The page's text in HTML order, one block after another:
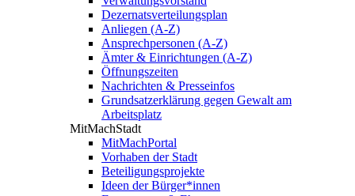
Dezernatsverteilungsplan
Anliegen (A-Z)
Ansprechpersonen (A-Z)
Ämter & Einrichtungen (A-Z)
Öffnungszeiten
Nachrichten & Presseinfos
Grundsatzerklärung gegen Gewalt am
Arbeitsplatz
MitMachStadt
MitMachPortal
Vorhaben der Stadt
Beteiligungsprojekte
Ideen der Bürger*innen